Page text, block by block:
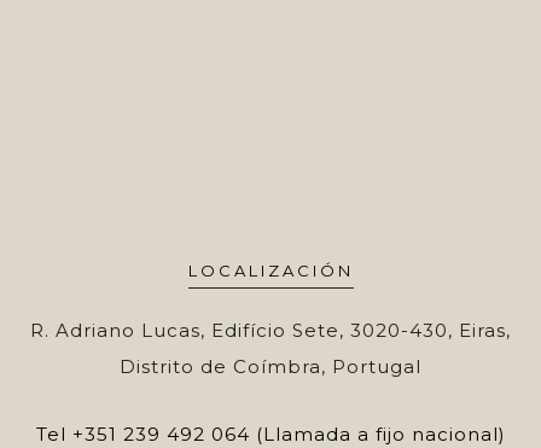
LOCALIZACIÓN
R. Adriano Lucas, Edifício Sete, 3020-430, Eiras,
Distrito de Coímbra, Portugal
Tel +351 239 492 064 (Llamada a fijo nacional)